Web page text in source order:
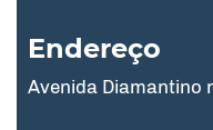
Endereço
Avenida Diamantino